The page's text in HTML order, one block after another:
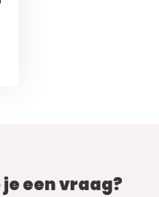
je een vraag?